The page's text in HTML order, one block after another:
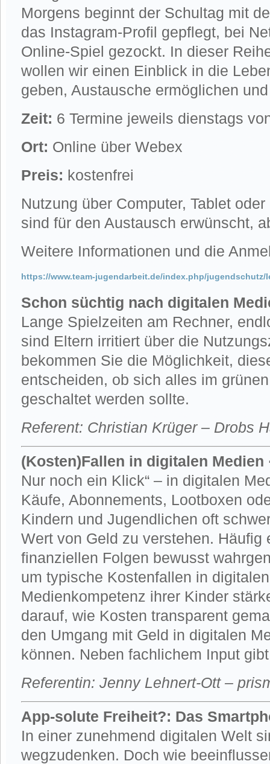
Morgens beginnt der Schultag mit
das Instagram-Profil gepflegt, bei
Online-Spiel gezockt. In dieser
wollen wir einen Einblick in die
geben, Austausche ermöglichen
Zeit: 6 Termine jeweils dienstags
Ort: Online über Webex
Preis: kostenfrei
Nutzung über Computer, Tablet
sind für den Austausch erwünscht,
Weitere Informationen und die
https://www.team-jugendarbeit.de/index.php/
Schon süchtig nach digitalen
Lange Spielzeiten am Rechner,
sind Eltern irritiert über die
bekommen Sie die Möglichkeit,
entscheiden, ob sich alles im
geschaltet werden sollte.
Referent: Christian Krüger – Drobs
(Kosten)Fallen in digitalen Medien
Nur noch ein Klick“ – in digitalen
Käufe, Abonnements, Lootboxen
Kindern und Jugendlichen oft
Wert von Geld zu verstehen.
finanziellen Folgen bewusst
um typische Kostenfallen in
Medienkompetenz ihrer Kinder
darauf, wie Kosten transparent
den Umgang mit Geld in digitalen
können. Neben fachlichem Input
Referentin: Jenny Lehnert-Ott –
App-solute Freiheit?: Das
In einer zunehmend digitalen Welt
wegzudenken. Doch wie